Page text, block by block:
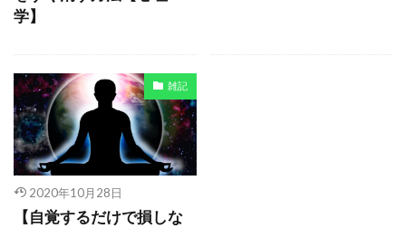
学】
雑記
2020年10月28日
【自覚するだけで損しな